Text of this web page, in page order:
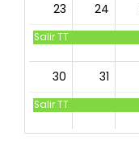
23 24
Salir TT
30 31
Salir TT